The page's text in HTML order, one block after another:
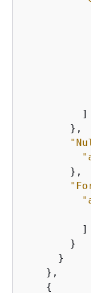
          ]
        },
        },
          ]
        }
      }
    },
{